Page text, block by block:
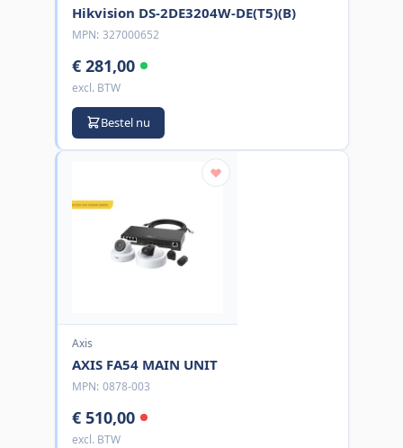
Hikvision DS-2DE3204W-DE(T5)(B)
MPN: 327000652
€ 281,00
excl. BTW
Bestel nu
Axis
AXIS FA54 MAIN UNIT
MPN: 0878-003
€ 510,00
excl. BTW